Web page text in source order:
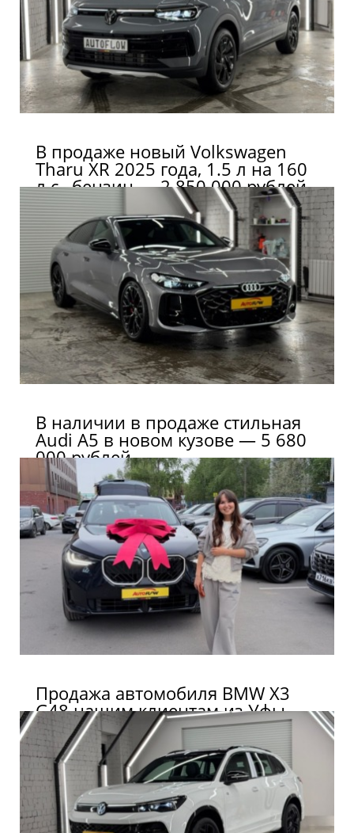
В продаже новый Volkswagen
Tharu XR 2025 года, 1.5 л на 160
л.с., бензин — 2 850 000 рублей
В наличии в продаже стильная
Audi A5 в новом кузове — 5 680
000 рублей.
Продажа автомобиля BMW X3
G48 нашим клиентам из Уфы